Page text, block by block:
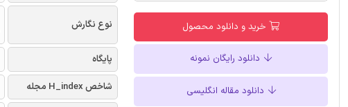
خرید و دانلود محصول
دانلود رایگان نمونه
دانلود مقاله انگلیسی
نوع نگارش
پایگاه
شاخص H_index مجله